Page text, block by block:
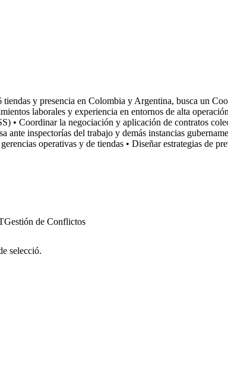
y presencia en Colombia y Argentina, busca un
laborales y experiencia en entornos de alta
Coordinar la negociación y aplicación de contratos
ante inspectorías del trabajo y demás instancias
operativas y de tiendas • Diseñar estrategias de
Gestión de Conflictos
selecció.